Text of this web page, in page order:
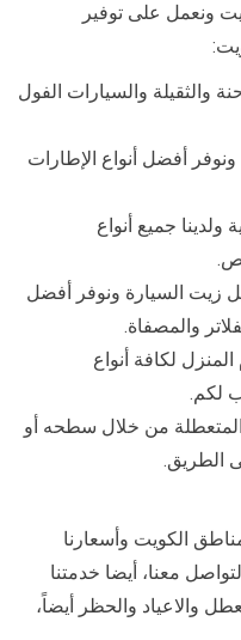
ونعمل على توفير
والثقيلة والسيارات الفول
أفضل أنواع الإطارات
ولدينا جميع أنواع
زيت السيارة ونوفر أفضل
والمصفاة.
لكافة أنواع
لكم.
من خلال سطحه أو
الطريق.
الكويت وأسعارنا
معنا، أيضا خدمتنا
والاعياد والحظر أيضاً،